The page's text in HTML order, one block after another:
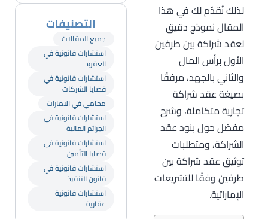
لذلك نُقدّم لك في هذا
المقال نموذج دقيق
لعقد شراكة بين طرفين
الأول برأس المال
والثاني بالجهد، مرفقًا
بصيغة عقد شراكة
تجارية متكاملة، وشرح
مفصّل حول بنود عقد
الشراكة، ومتطلبات
توثيق عقد شراكة بين
طرفين وفقًا للتشريعات
الإماراتية.
التصنيفات
جميع المقالات
استشارات قانونية في
العقود
استشارات قانونية في
قضايا الشركات
محامي في الامارات
استشارات قانونية في
الجرائم المالية
استشارات قانونية في
قضايا التأمين
استشارات قانونية في
قانون التنفيذ
استشارات قانونية
عقارية